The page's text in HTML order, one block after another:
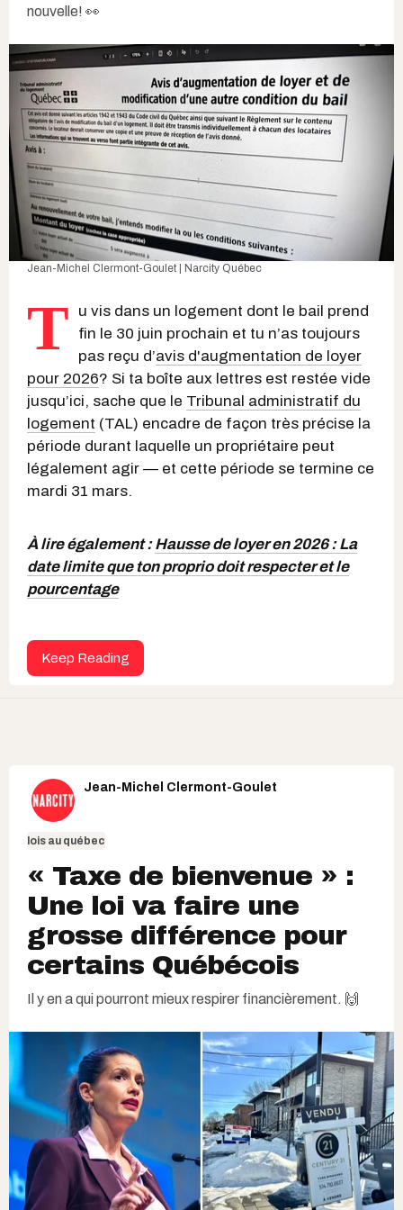
nouvelle! 👀
Jean-Michel Clermont-Goulet | Narcity Québec
T
u vis dans un logement dont le bail prend
fin le 30 juin prochain et tu n’as toujours
pas reçu d’avis d'augmentation de loyer
pour 2026? Si ta boîte aux lettres est restée vide
jusqu’ici, sache que le Tribunal administratif du
logement (TAL) encadre de façon très précise la
période durant laquelle un propriétaire peut
légalement agir — et cette période se termine ce
mardi 31 mars.
À lire également :Hausse de loyer en 2026 : La
date limite que ton proprio doit respecter et le
pourcentage
Keep Reading
Jean-Michel Clermont-Goulet
lois au québec
« Taxe de bienvenue » :
Une loi va faire une
grosse différence pour
certains Québécois
Il y en a qui pourront mieux respirer financièrement. 🙌